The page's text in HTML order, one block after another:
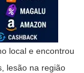
local e encontrou
lesão na região